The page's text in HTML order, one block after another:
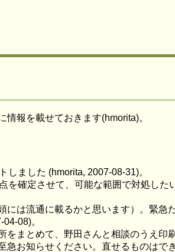
報を載せておきます(hmorita)。
ました (hmorita, 2007-08-31)。
を確定させて、可能な範囲で対処し
は流通に載るかと思います）。緊
08)。
まとめて、野田さんと相談のうえ印
お知らせください。直せるものはで